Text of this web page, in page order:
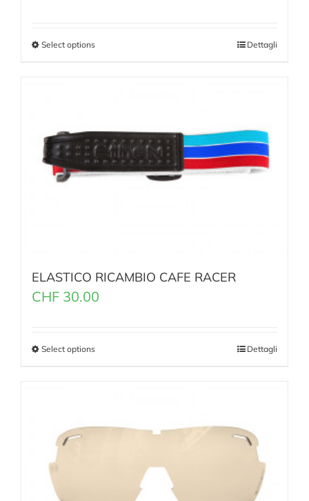
Select options Dettagli
ELASTICO RICAMBIO CAFE RACER
CHF 30.00
Select options Dettagli